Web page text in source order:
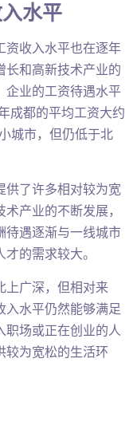
水平
资收入水平也在逐年
长和高新技术产业的
企业的工资待遇水平
成都的平均工资大约
城市，但仍低于北
供了许多相对较为宽
产业的不断发展，
待遇逐渐与一线城市
的需求较大。
上广深，但相对来
入水平仍然能够满足
职场或正在创业的人
较为宽松的生活环